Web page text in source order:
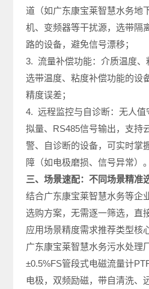
道（如广东康宝莱智慧水务地
机、变频器等干扰源，选带隔
路的设备，避免信号漂移；
3. 流量补偿功能：介质温度、
选带温度、粘度补偿功能的设
精度误差；
4. 远程监控与自诊断：无人值
拟量、RS485信号输出，支持
警、自诊断的设备，可实时掌
障（如电极磨损、信号异常）。
三、场景速配：不同场景精准
结合广东康宝莱智慧水务等企
选购方案，无需逐一筛选，直
应用场景精度需求推荐类型核
广东康宝莱智慧水务污水处理
±0.5%FS管段式电磁流量计
电极，双频励磁，带自清洗、